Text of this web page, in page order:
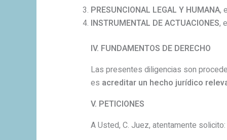
PRESUNCIONAL LEGAL Y HUMANA,
INSTRUMENTAL DE ACTUACIONES,
IV. FUNDAMENTOS DE DERECHO
Las presentes diligencias son
es acreditar un hecho jurídico
V. PETICIONES
A Usted, C. Juez, atentamente solicito: